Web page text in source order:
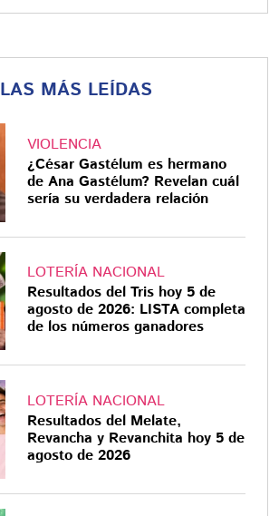
LAS MÁS LEÍDAS
VIOLENCIA
¿César Gastélum es hermano
de Ana Gastélum? Revelan cuál
sería su verdadera relación
LOTERÍA NACIONAL
Resultados del Tris hoy 5 de
agosto de 2026: LISTA completa
de los números ganadores
LOTERÍA NACIONAL
Resultados del Melate,
Revancha y Revanchita hoy 5 de
agosto de 2026